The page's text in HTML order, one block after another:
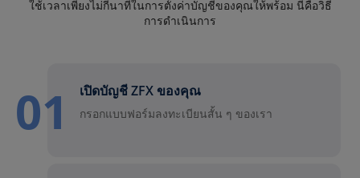
ใช้เวลาเพียงไม่กี่นาทีในการตั้งค่าบัญชีของคุณให้พร้อม นี่คือวิธี
การดำเนินการ
01 เปิดบัญชี ZFX ของคุณ
กรอกแบบฟอร์มลงทะเบียนสั้น ๆ ของเรา